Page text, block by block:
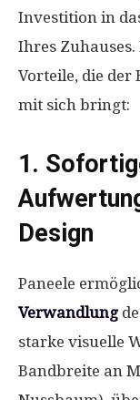
Investition in
Ihres
Vorteile, die der
mit sich bringt:
1.
Design
Paneele
Verwandlung
starke visuelle
Bandbreite an